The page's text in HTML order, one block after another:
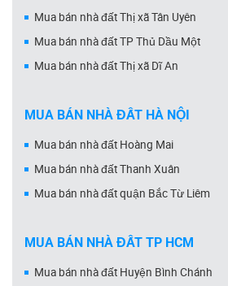
Mua bán nhà đất Thị xã Tân Uyên
Mua bán nhà đất TP Thủ Dầu Một
Mua bán nhà đất Thị xã Dĩ An
MUA BÁN NHÀ ĐẤT HÀ NỘI
Mua bán nhà đất Hoàng Mai
Mua bán nhà đất Thanh Xuân
Mua bán nhà đất quận Bắc Từ Liêm
MUA BÁN NHÀ ĐẤT TP HCM
Mua bán nhà đất Huyện Bình Chánh